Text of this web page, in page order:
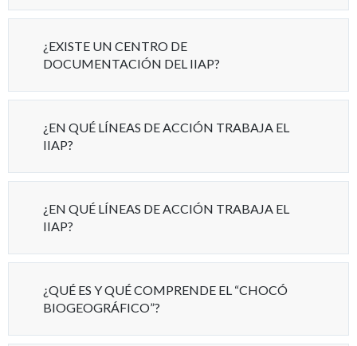
¿EXISTE UN CENTRO DE
DOCUMENTACIÓN DEL IIAP?
¿EN QUÉ LÍNEAS DE ACCIÓN TRABAJA EL
IIAP?
¿EN QUÉ LÍNEAS DE ACCIÓN TRABAJA EL
IIAP?
¿QUÉ ES Y QUÉ COMPRENDE EL “CHOCÓ
BIOGEOGRÁFICO”?